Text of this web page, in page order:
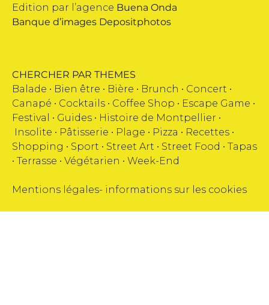
Edition par l’agence Buena Onda
Banque d’images Depositphotos
CHERCHER PAR THEMES
Balade • Bien être • Bière • Brunch • Concert •
Canapé • Cocktails • Coffee Shop • Escape Game •
Festival
• Guides • Histoire de Montpellier •
Insolite • Pâtisserie • Plage • Pizza • Recettes •
Shopping • Sport • Street Art • Street Food • Tapas
• Terrasse • Végétarien • Week-End
Mentions légales- informations sur les cookies